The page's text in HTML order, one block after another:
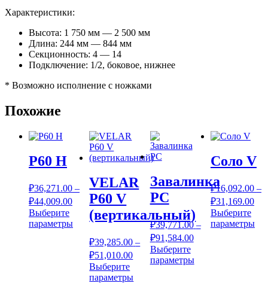
Характеристики:
Высота: 1 750 мм — 2 500 мм
Длина: 244 мм — 844 мм
Секционность: 4 — 14
Подключение: 1/2, боковое, нижнее
* Возможно исполнение с ножками
Похожие
P60 H
₽36,271.00 –
₽44,009.00Диапазон
₽36,271.00
₽44,009.00
Выберите
параметрыЭтот
имеет
несколько
вариаций.
Опции
VELAR
P60 V
(вертикальный)
₽39,285.00 –
₽51,010.00Диапазон
цен:
₽39,285.00
Выберите
параметрыЭтот
Завалинка
РС
₽39,771.00 –
₽91,584.00Диапазон
₽39,771.00
Выберите
параметрыЭтот
Соло V
₽16,092.00 –
₽31,169.00
Выберите
параметры